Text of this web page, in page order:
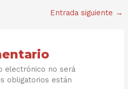
Entrada siguiente →
electrónico no será
obligatorios están